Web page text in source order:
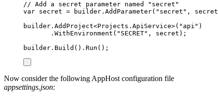
// Add a secret parameter named "secret"
var secret = builder . AddParameter( " secret " ,
secret
builder . AddProject<Projects . ApiService>( " api " )
. WithEnvironment ( " SECRET" , secret );
builder . Build () . Run ();
Now consider the following AppHost configuration file
appsettings.json: